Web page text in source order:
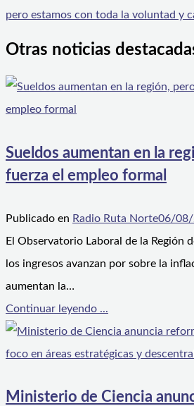
pero estamos con toda la voluntad y
Otras noticias
Sueldos aumentan en la
fuerza el empleo formal
Publicado en Radio Ruta Norte06/08/
El Observatorio Laboral de la Región
los ingresos avanzan por sobre la
aumentan la…
Continuar leyendo ...
Ministerio de Ciencia